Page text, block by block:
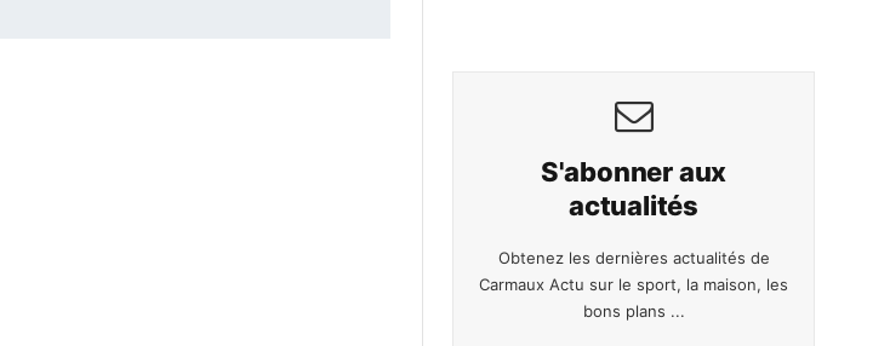
S'abonner aux
actualités
Obtenez les dernières actualités de
Carmaux Actu sur le sport, la maison, les
bons plans ...